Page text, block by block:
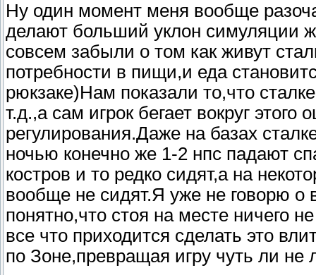
Ну один момент меня вообще
делают больший уклон симуляции
совсем забыли о том как живут
потребности в пищи,и еда
рюкзаке)Нам показали то,что
т.д.,а сам игрок бегает вокруг
регулирования.Даже на базах
ночью конечно же 1-2 нпс падают
костров и то редко сидят,а на
вообще не сидят.Я уже не говорю о
понятно,что стоя на месте ничего
все что приходится сделать это
по Зоне,превращая игру чуть ли не